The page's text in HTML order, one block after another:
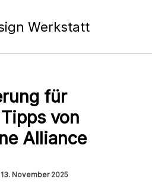
Werkstatt
für
von
Alliance
13. November 2025